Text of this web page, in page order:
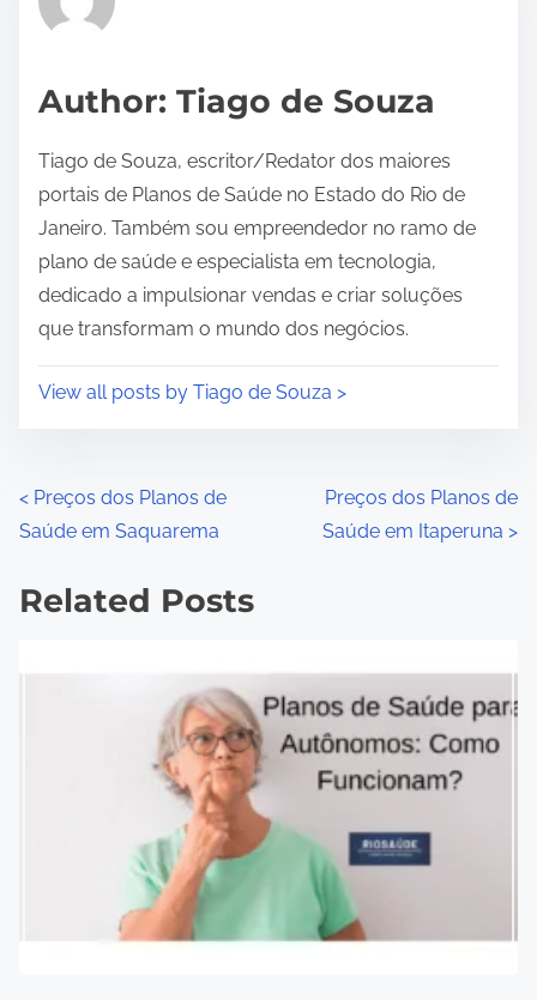
Author: Tiago de Souza
Tiago de Souza, escritor/Redator dos maiores
portais de Planos de Saúde no Estado do Rio de
Janeiro. Também sou empreendedor no ramo de
plano de saúde e especialista em tecnologia,
dedicado a impulsionar vendas e criar soluções
que transformam o mundo dos negócios.
View all posts by Tiago de Souza >
P
o
s
< Preços dos Planos de
Saúde em Saquarema
Preços dos Planos de
Saúde em Itaperuna >
Related Posts